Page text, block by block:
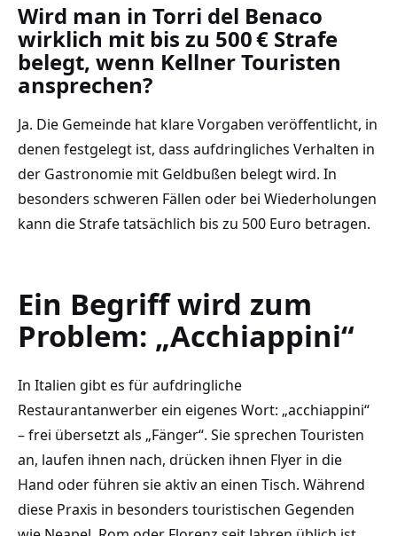
Wird man in Torri del Benaco
wirklich mit bis zu 500 € Strafe
belegt, wenn Kellner Touristen
ansprechen?
Ja. Die Gemeinde hat klare Vorgaben veröffentlicht, in
denen festgelegt ist, dass aufdringliches Verhalten in
der Gastronomie mit Geldbußen belegt wird. In
besonders schweren Fällen oder bei Wiederholungen
kann die Strafe tatsächlich bis zu 500 Euro betragen.
Ein Begriff wird zum
Problem: „Acchiappini“
In Italien gibt es für aufdringliche
Restaurantanwerber ein eigenes Wort: „acchiappini“
– frei übersetzt als „Fänger“. Sie sprechen Touristen
an, laufen ihnen nach, drücken ihnen Flyer in die
Hand oder führen sie aktiv an einen Tisch. Während
diese Praxis in besonders touristischen Gegenden